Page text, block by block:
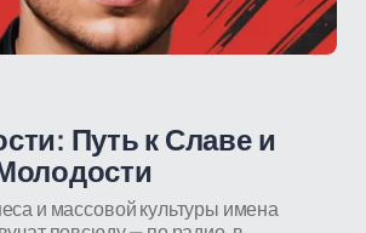
Путь к Славе и
и массовой культуры имена